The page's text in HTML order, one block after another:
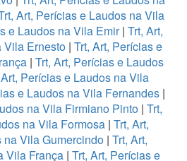
Art, Perícias e Laudos na Vila
e Laudos na Vila Emir| Trt, Art,
Vila Ernesto | Trt, Art, Perícias e
| Trt, Art, Perícias e Laudos
Perícias e Laudos na Vila
e Laudos na Vila Fernandes |
na Vila Firmiano Pinto | Trt,
na Vila Formosa| Trt, Art,
Vila Gumercindo| Trt, Art,
Vila França | Trt, Art, Perícias e